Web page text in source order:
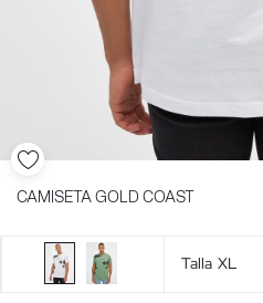
CAMISETA GOLD COAST
Talla XL